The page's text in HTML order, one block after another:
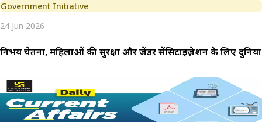
Government Initiative
24 Jun 2026
निर्भय चेतना, महिलाओं की सुरक्षा और जेंडर सेंसिटाइज़ेशन के लिए